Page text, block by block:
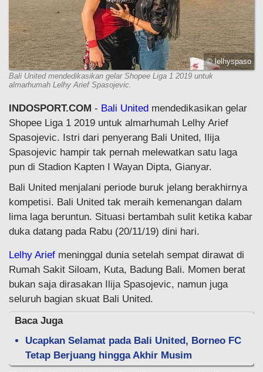
© lelhyspaso
Bali United mendedikasikan gelar Shopee Liga 1 2019 untuk
almarhumah Lelhy Arief Spasojevic.
INDOSPORT.COM - Bali United mendedikasikan gelar
Shopee Liga 1 2019 untuk almarhumah Lelhy Arief
Spasojevic. Istri dari penyerang Bali United, Ilija
Spasojevic hampir tak pernah melewatkan satu laga
pun di Stadion Kapten I Wayan Dipta, Gianyar.
Bali United menjalani periode buruk jelang berakhirnya
kompetisi. Bali United tak meraih kemenangan dalam
lima laga beruntun. Situasi bertambah sulit ketika kabar
duka datang pada Rabu (20/11/19) dini hari.
Lelhy Arief meninggal dunia setelah sempat dirawat di
Rumah Sakit Siloam, Kuta, Badung Bali. Momen berat
bukan saja dirasakan Ilija Spasojevic, namun juga
seluruh bagian skuat Bali United.
Baca Juga
Ucapkan Selamat pada Bali United, Borneo FC
Tetap Berjuang hingga Akhir Musim